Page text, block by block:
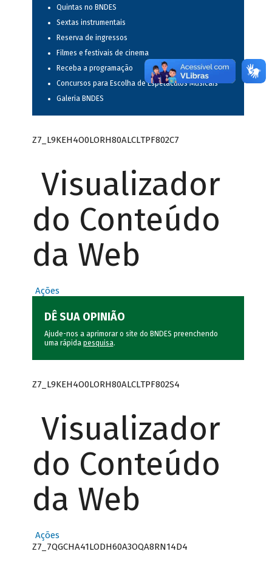
Quintas no BNDES
Sextas instrumentais
Reserva de ingressos
Filmes e festivais de cinema
Receba a programação
Concursos para Escolha de Espetáculos Musicais
Galeria BNDES
Z7_L9KEH4O0LORH80ALCLTPF802C7
Visualizador
do Conteúdo
da Web
Ações
DÊ SUA OPINIÃO
Ajude-nos a aprimorar o site do BNDES preenchendo
uma rápida pesquisa.
Z7_L9KEH4O0LORH80ALCLTPF802S4
Visualizador
do Conteúdo
da Web
Ações
Z7_7QGCHA41LODH60A3OQA8RN14D4